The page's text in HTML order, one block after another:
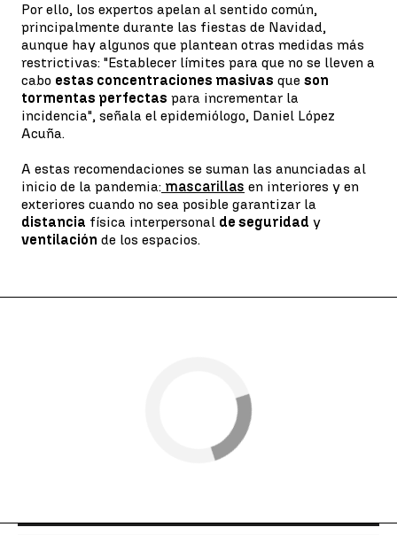
Por ello, los expertos apelan al sentido común,
principalmente durante las fiestas de Navidad,
aunque hay algunos que plantean otras medidas más
restrictivas: "Establecer límites para que no se lleven a
cabo estas concentraciones masivas que son
tormentas perfectas para incrementar la
incidencia", señala el epidemiólogo, Daniel López
Acuña.
A estas recomendaciones se suman las anunciadas al
inicio de la pandemia: mascarillas en interiores y en
exteriores cuando no sea posible garantizar la
distancia física interpersonal de seguridad y
ventilación de los espacios.